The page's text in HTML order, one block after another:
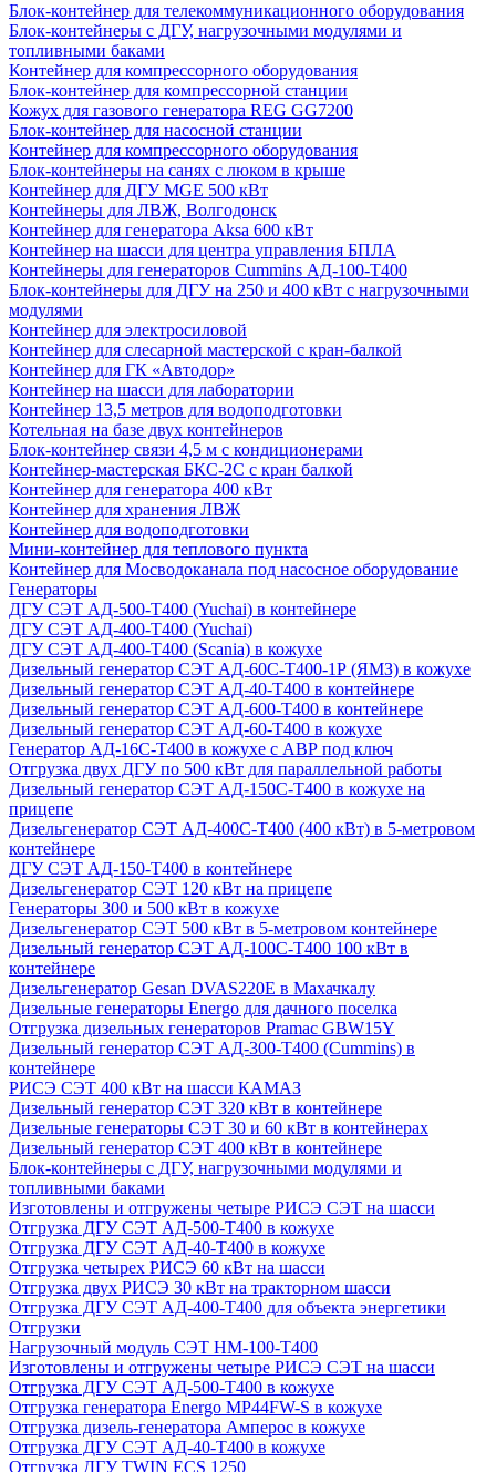
Блок-контейнер для телекоммуникационного оборудования
Блок-контейнеры с ДГУ, нагрузочными модулями и
топливными баками
Контейнер для компрессорного оборудования
Блок-контейнер для компрессорной станции
Кожух для газового генератора REG GG7200
Блок-контейнер для насосной станции
Контейнер для компрессорного оборудования
Блок-контейнеры на санях с люком в крыше
Контейнер для ДГУ MGE 500 кВт
Контейнеры для ЛВЖ, Волгодонск
Контейнер для генератора Aksa 600 кВт
Контейнер на шасси для центра управления БПЛА
Контейнеры для генераторов Cummins АД-100-Т400
Блок-контейнеры для ДГУ на 250 и 400 кВт с нагрузочными
модулями
Контейнер для электросиловой
Контейнер для слесарной мастерской с кран-балкой
Контейнер для ГК «Автодор»
Контейнер на шасси для лаборатории
Контейнер 13,5 метров для водоподготовки
Котельная на базе двух контейнеров
Блок-контейнер связи 4,5 м с кондиционерами
Контейнер-мастерская БКС-2С с кран балкой
Контейнер для генератора 400 кВт
Контейнер для хранения ЛВЖ
Контейнер для водоподготовки
Мини-контейнер для теплового пункта
Контейнер для Мосводоканала под насосное оборудование
Генераторы
ДГУ СЭТ АД-500-Т400 (Yuchai) в контейнере
ДГУ СЭТ АД-400-Т400 (Yuchai)
ДГУ СЭТ АД-400-Т400 (Scania) в кожухе
Дизельный генератор СЭТ АД-60С-Т400-1Р (ЯМЗ) в кожухе
Дизельный генератор СЭТ АД-40-Т400 в контейнере
Дизельный генератор СЭТ АД-600-Т400 в контейнере
Дизельный генератор СЭТ АД-60-Т400 в кожухе
Генератор АД-16С-Т400 в кожухе с АВР под ключ
Отгрузка двух ДГУ по 500 кВт для параллельной работы
Дизельный генератор СЭТ АД-150С-Т400 в кожухе на
прицепе
Дизельгенератор СЭТ АД-400С-Т400 (400 кВт) в 5-метровом
контейнере
ДГУ СЭТ АД-150-Т400 в контейнере
Дизельгенератор СЭТ 120 кВт на прицепе
Генераторы 300 и 500 кВт в кожухе
Дизельгенератор СЭТ 500 кВт в 5-метровом контейнере
Дизельный генератор СЭТ АД-100С-Т400 100 кВт в
контейнере
Дизельгенератор Gesan DVAS220E в Махачкалу
Дизельные генераторы Energo для дачного поселка
Отгрузка дизельных генераторов Pramac GВW15Y
Дизельный генератор СЭТ АД-300-Т400 (Cummins) в
контейнере
РИСЭ СЭТ 400 кВт на шасси КАМАЗ
Дизельный генератор СЭТ 320 кВт в контейнере
Дизельные генераторы СЭТ 30 и 60 кВт в контейнерах
Дизельный генератор СЭТ 400 кВт в контейнере
Блок-контейнеры с ДГУ, нагрузочными модулями и
топливными баками
Изготовлены и отгружены четыре РИСЭ СЭТ на шасси
Отгрузка ДГУ СЭТ АД-500-Т400 в кожухе
Отгрузка ДГУ СЭТ АД-40-Т400 в кожухе
Отгрузка четырех РИСЭ 60 кВт на шасси
Отгрузка двух РИСЭ 30 кВт на тракторном шасси
Отгрузка ДГУ СЭТ АД-400-Т400 для объекта энергетики
Отгрузки
Нагрузочный модуль СЭТ НМ-100-Т400
Изготовлены и отгружены четыре РИСЭ СЭТ на шасси
Отгрузка ДГУ СЭТ АД-500-Т400 в кожухе
Отгрузка генератора Energo MP44FW-S в кожухе
Отгрузка дизель-генератора Амперос в кожухе
Отгрузка ДГУ СЭТ АД-40-Т400 в кожухе
Отгрузка ДГУ TWIN ECS 1250